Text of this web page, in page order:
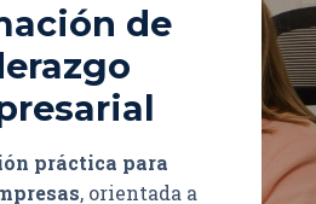
de
práctica para
, orientada a